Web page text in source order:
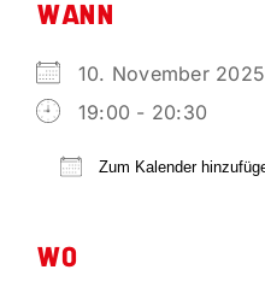
WANN
10. November
19:00 - 20:30
Zum Kalender
WO